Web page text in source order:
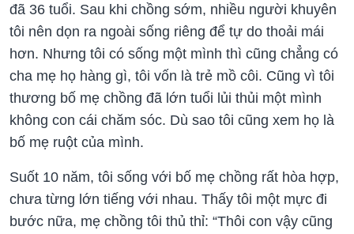
đã 36 tuổi. Sau khi chồng sớm, nhiều người khuyên
tôi nên dọn ra ngoài sống riêng để tự do thoải mái
hơn. Nhưng tôi có sống một mình thì cũng chẳng có
cha mẹ họ hàng gì, tôi vốn là trẻ mồ côi. Cũng vì tôi
thương bố mẹ chồng đã lớn tuổi lủi thủi một mình
không con cái chăm sóc. Dù sao tôi cũng xem họ là
bố mẹ ruột của mình.
Suốt 10 năm, tôi sống với bố mẹ chồng rất hòa hợp,
chưa từng lớn tiếng với nhau. Thấy tôi một mực đi
bước nữa, mẹ chồng tôi thủ thỉ: “Thôi con vậy cũng